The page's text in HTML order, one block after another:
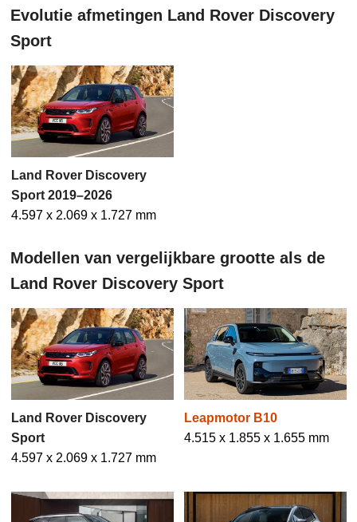
Evolutie afmetingen Land Rover Discovery
Sport
Land Rover Discovery
Sport 2019–2026
4.597 x 2.069 x 1.727 mm
Modellen van vergelijkbare grootte als de
Land Rover Discovery Sport
Land Rover Discovery
Sport
4.597 x 2.069 x 1.727 mm
Leapmotor B10
4.515 x 1.855 x 1.655 mm